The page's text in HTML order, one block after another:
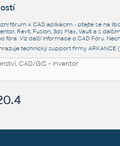
fórum k CAD aplikacím - ptejte se na
Revit, Fusion, 3ds Max, Vault a s
fóra. Viz další informace o CAD Fóru.
technický support firmy
CAD/GIS> Inventor